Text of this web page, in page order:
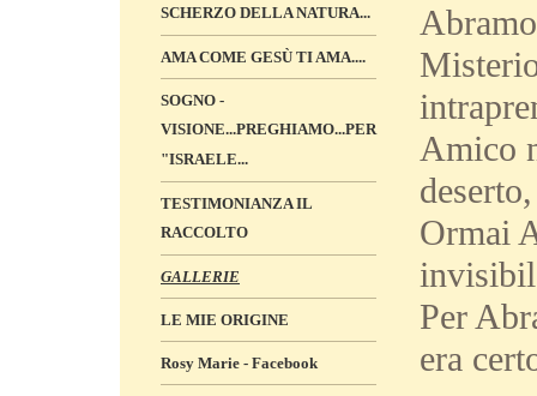
SCHERZO DELLA NATURA...
AMA COME GESÙ TI AMA....
SOGNO -
VISIONE...PREGHIAMO...PER
"ISRAELE...
TESTIMONIANZA IL
RACCOLTO
GALLERIE
LE MIE ORIGINE
Rosy Marie - Facebook
Amico
Ormai
Per
era